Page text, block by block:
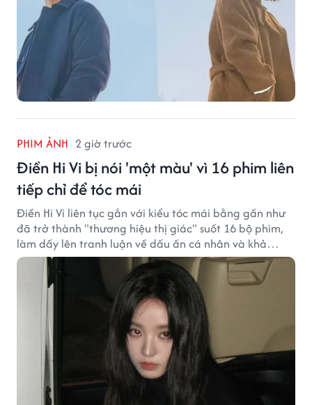
PHIM ẢNH 2 giờ trước
Điền Hi Vi bị nói 'một màu' vì 16 phim liên
tiếp chỉ để tóc mái
Điền Hi Vi liên tục gắn với kiểu tóc mái bằng gần như
đã trở thành "thương hiệu thị giác" suốt 16 bộ phim,
làm dấy lên tranh luận về dấu ấn cá nhân và khả
năng biến hóa trên màn ảnh.